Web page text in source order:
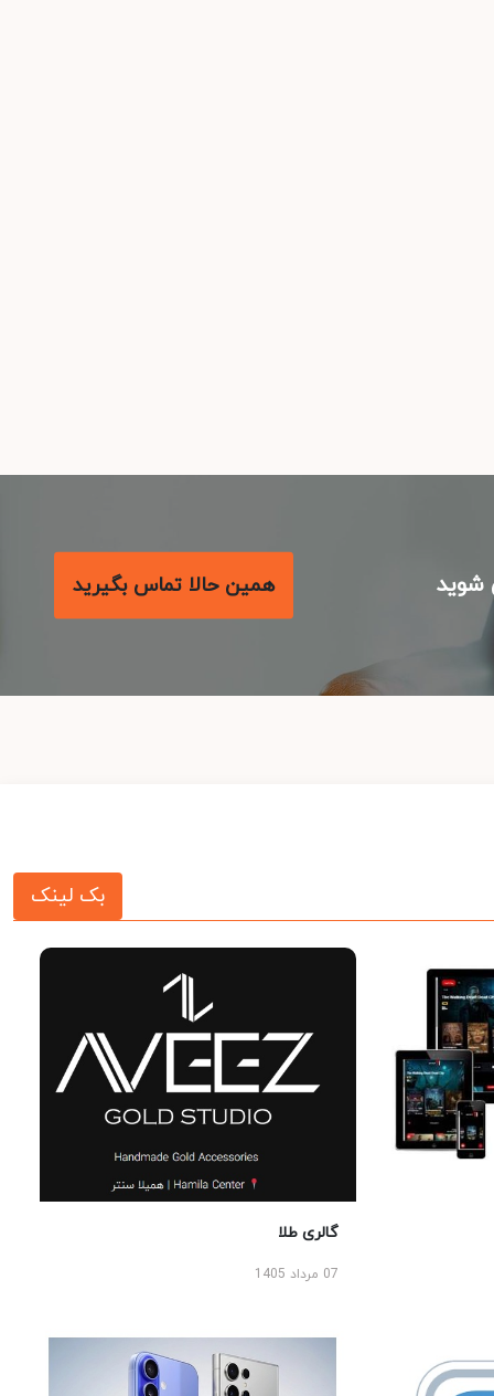
همین حالا تماس بگیرید
بک لینک
گالری طلا
07 مرداد 1405